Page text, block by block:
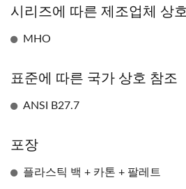
시리즈에 따른 제조업체 상
MHO
표준에 따른 국가 상호 참조
ANSI B27.7
포장
플라스틱 백 + 카톤 + 팔레트